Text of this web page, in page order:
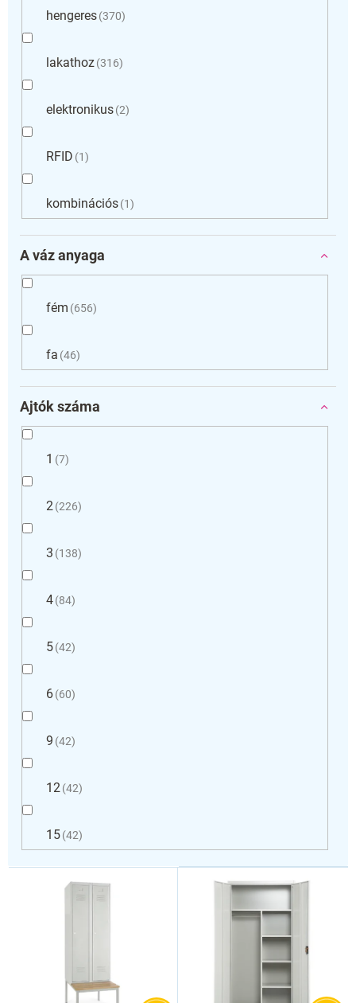
hengeres 370
lakathoz 316
elektronikus 2
RFID 1
kombinációs 1
A váz anyaga
fém 656
fa 46
Ajtók száma
1 7
2 226
3 138
4 84
5 42
6 60
9 42
12 42
15 42
T